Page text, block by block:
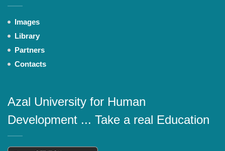
Images
Library
Partners
Contacts
Azal University for Human
Development ... Take a real Education